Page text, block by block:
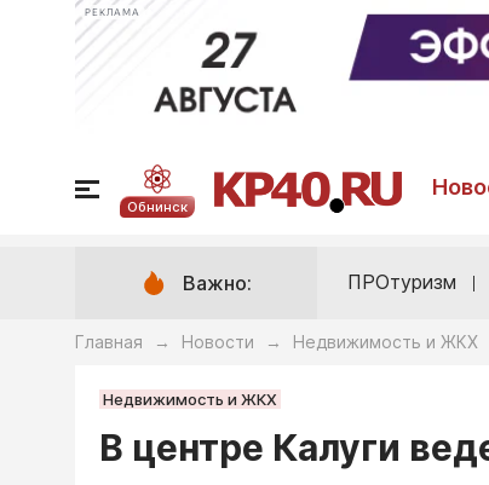
РЕКЛАМА
Обнинск
Важно: ПРОтуризм
Главная → Новости → Недвижимость и ЖКХ
Недвижимость и ЖКХ
В центре Калуги